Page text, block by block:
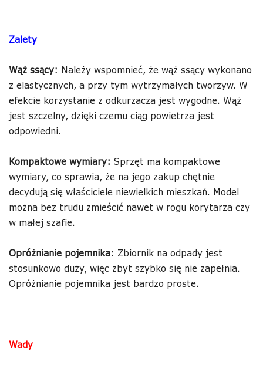
Zalety
Wąż ssący: Należy wspomnieć, że wąż ssący wykonano
z elastycznych, a przy tym wytrzymałych tworzyw. W
efekcie korzystanie z odkurzacza jest wygodne. Wąż
jest szczelny, dzięki czemu ciąg powietrza jest
odpowiedni.
Kompaktowe wymiary: Sprzęt ma kompaktowe
wymiary, co sprawia, że na jego zakup chętnie
decydują się właściciele niewielkich mieszkań. Model
można bez trudu zmieścić nawet w rogu korytarza czy
w małej szafie.
Opróżnianie pojemnika: Zbiornik na odpady jest
stosunkowo duży, więc zbyt szybko się nie zapełnia.
Opróżnianie pojemnika jest bardzo proste.
Wady